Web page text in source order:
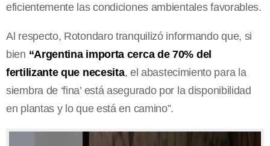
eficientemente las condiciones ambientales favorables.
Al respecto, Rotondaro tranquilizó informando que, si
bien “Argentina importa cerca de 70% del
fertilizante que necesita, el abastecimiento para la
siembra de ‘fina’ está asegurado por la disponibilidad
en plantas y lo que está en camino”.